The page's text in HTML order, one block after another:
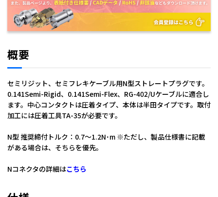
概要
セミリジット、セミフレキケーブル用N型ストレートプラグです。
0.141Semi-Rigid、0.141Semi-Flex、RG-402/Uケーブルに適合し
ます。中心コンタクトは圧着タイプ、本体は半田タイプです。取付
加工には圧着工具TA-35が必要です。
N型 推奨締付トルク：0.7～1.2N･m ※ただし、製品仕様書に記載
がある場合は、そちらを優先。
Nコネクタの詳細はこちら